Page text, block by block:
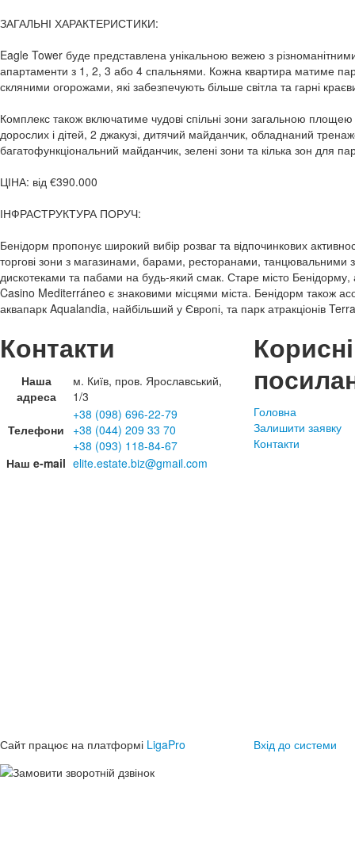
ЗАГАЛЬНІ ХАРАКТЕРИСТИКИ:
Eagle Tower буде представлена унікальною вежею з
апартаменти з 1, 2, 3 або 4 спальнями. Кожна квартира матиме
скляними огорожами, які забезпечують більше світла та гарні
Комплекс також включатиме чудові спільні зони загальною
дорослих і дітей, 2 джакузі, дитячий майданчик, обладнаний
багатофункціональний майданчик, зелені зони та кілька зон для
ЦІНА: від €390.000
ІНФРАСТРУКТУРА ПОРУЧ:
Бенідорм пропонує широкий вибір розваг та відпочинкових
торгові зони з магазинами, барами, ресторанами, танцювальними
дискотеками та пабами на будь-який смак. Старе місто
Casino Mediterráneo є знаковими місцями міста. Бенідорм також
аквапарк Aqualandia, найбільший у Європі, та парк атракціонів
Контакти
Наша
адреса
м. Київ, пров. Ярославський,
1/3
Телефони
+38 (098) 696-22-79
+38 (044) 209 33 70
+38 (093) 118-84-67
Наш e-mail elite.estate.biz@gmail.com
Корисні
Головна
Залишити заявку
Контакти
Сайт працює на платформі LigaPro Вхід до системи